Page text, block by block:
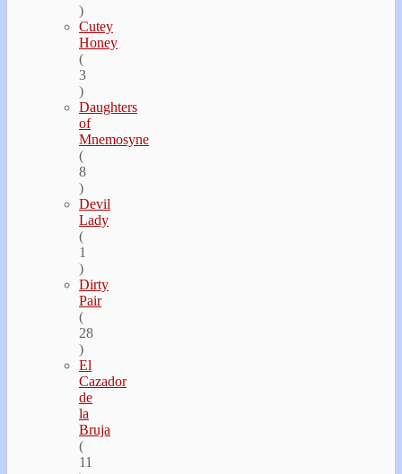
)
Cutey
Honey
(
3
)
Daughters
of
Mnemosyne
(
8
)
Devil
Lady
(
1
)
Dirty
Pair
(
28
)
El
Cazador
de
la
Bruja
(
11